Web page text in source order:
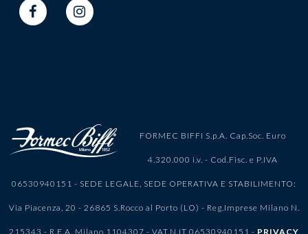
FORMEC BIFFI S.p.A. Cap.Soc. Euro
4.320.000 i.v. - Cod.Fisc. e P.IVA
06530940151 - SEDE LEGALE, SEDE OPERATIVA E STABILIMENTO:
Via Piacenza, 20 - 26865 S.Rocco al Porto (LO) - Reg.Imprese Milano N.
215343 - R.E.A. Milano 1104307 - VAT.N.IT 06530940151 - PRIVACY